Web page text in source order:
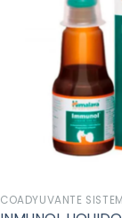
COADYUVANTE